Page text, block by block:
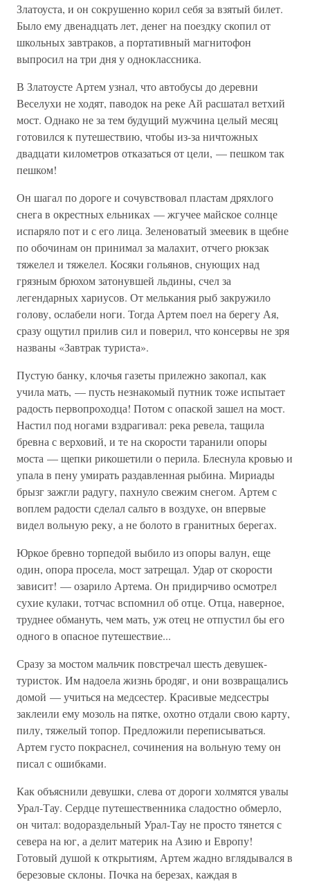
Златоуста, и он сокрушенно корил себя за взятый билет.
Было ему двенадцать лет, денег на поездку скопил от
школьных завтраков, а портативный магнитофон
выпросил на три дня у одноклассника.
В Златоусте Артем узнал, что автобусы до деревни
Веселухи не ходят, паводок на реке Ай расшатал ветхий
мост. Однако не за тем будущий мужчина целый месяц
готовился к путешествию, чтобы из-за ничтожных
двадцати километров отказаться от цели, — пешком так
пешком!
Он шагал по дороге и сочувствовал пластам дряхлого
снега в окрестных ельниках — жгучее майское солнце
испаряло пот и с его лица. Зеленоватый змеевик в щебне
по обочинам он принимал за малахит, отчего рюкзак
тяжелел и тяжелел. Косяки гольянов, снующих над
грязным брюхом затонувшей льдины, счел за
легендарных хариусов. От мелькания рыб закружило
голову, ослабели ноги. Тогда Артем поел на берегу Ая,
сразу ощутил прилив сил и поверил, что консервы не зря
названы «Завтрак туриста».
Пустую банку, клочья газеты прилежно закопал, как
учила мать, — пусть незнакомый путник тоже испытает
радость первопроходца! Потом с опаской зашел на мост.
Настил под ногами вздрагивал: река ревела, тащила
бревна с верховий, и те на скорости таранили опоры
моста — щепки рикошетили о перила. Блеснула кровью и
упала в пену умирать раздавленная рыбина. Мириады
брызг зажгли радугу, пахнуло свежим снегом. Артем с
воплем радости сделал сальто в воздухе, он впервые
видел вольную реку, а не болото в гранитных берегах.
Юркое бревно торпедой выбило из опоры валун, еще
один, опора просела, мост затрещал. Удар от скорости
зависит! — озарило Артема. Он придирчиво осмотрел
сухие кулаки, тотчас вспомнил об отце. Отца, наверное,
труднее обмануть, чем мать, уж отец не отпустил бы его
одного в опасное путешествие...
Сразу за мостом мальчик повстречал шесть девушек-
туристок. Им надоела жизнь бродяг, и они возвращались
домой — учиться на медсестер. Красивые медсестры
заклеили ему мозоль на пятке, охотно отдали свою карту,
пилу, тяжелый топор. Предложили переписываться.
Артем густо покраснел, сочинения на вольную тему он
писал с ошибками.
Как объяснили девушки, слева от дороги холмятся увалы
Урал-Тау. Сердце путешественника сладостно обмерло,
он читал: водораздельный Урал-Тау не просто тянется с
севера на юг, а делит материк на Азию и Европу!
Готовый душой к открытиям, Артем жадно вглядывался в
березовые склоны. Почка на березах, каждая в